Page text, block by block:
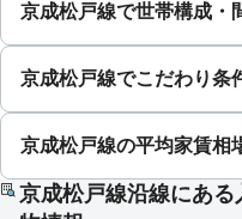
京成松戸線で世帯構成・
京成松戸線でこだわり条
京成松戸線の平均家賃相
京成松戸線沿線にあ